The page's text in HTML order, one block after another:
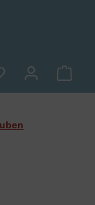
Du hast 0